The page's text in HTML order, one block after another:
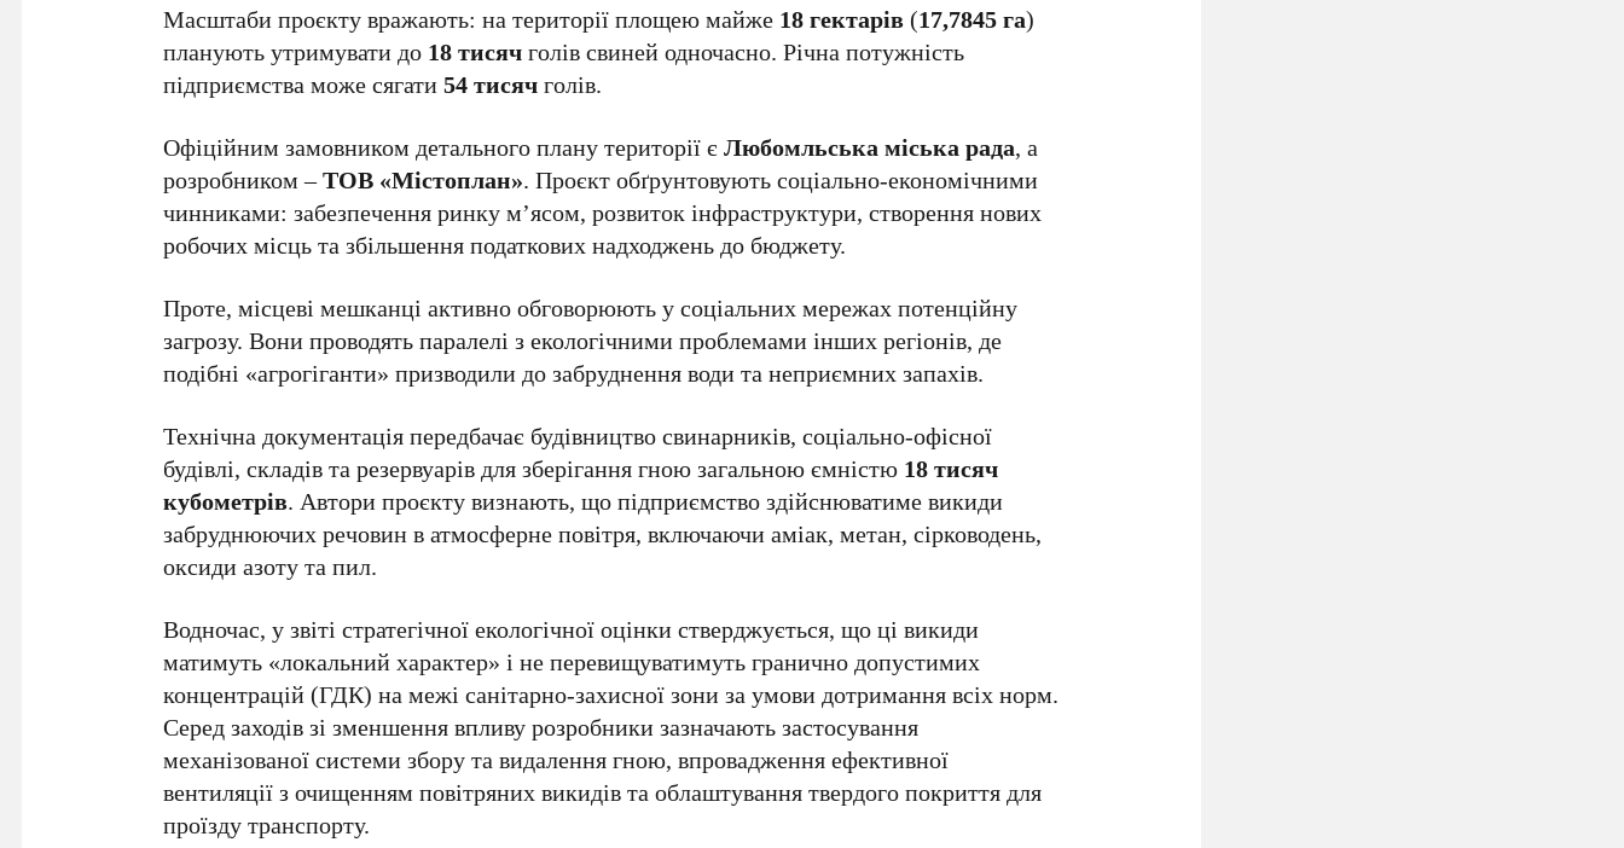
Масштаби проєкту вражають: на території площею майже 18 гектарів (17,7845 га)
планують утримувати до 18 тисячголів свиней одночасно. Річна потужність
підприємства може сягати54 тисячголів.
Офіційним замовником детального плану території єЛюбомльська міська рада, а
розробником –ТОВ «Містоплан». Проєкт обґрунтовують соціально-економічними
чинниками: забезпечення ринку м’ясом, розвиток інфраструктури, створення нових
робочих місць та збільшення податкових надходжень до бюджету.
Проте, місцеві мешканці активно обговорюють у соціальних мережах потенційну
загрозу. Вони проводять паралелі з екологічними проблемами інших регіонів, де
подібні «агрогіганти» призводили до забруднення води та неприємних запахів.
Технічна документація передбачає будівництво свинарників, соціально-офісної
будівлі, складів та резервуарів для зберігання гною загальною ємністю 18 тисяч
кубометрів. Автори проєкту визнають, що підприємство здійснюватиме викиди
забруднюючих речовин в атмосферне повітря, включаючи аміак, метан, сірководень,
оксиди азоту та пил.
Водночас, у звіті стратегічної екологічної оцінки стверджується, що ці викиди
матимуть «локальний характер» і не перевищуватимуть гранично допустимих
концентрацій (ГДК) на межі санітарно-захисної зони за умови дотримання всіх норм.
Серед заходів зі зменшення впливу розробники зазначають застосування
механізованої системи збору та видалення гною, впровадження ефективної
вентиляції з очищенням повітряних викидів та облаштування твердого покриття для
проїзду транспорту.